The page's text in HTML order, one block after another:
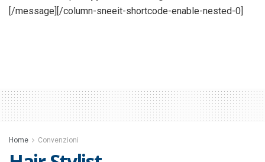
[/message][/column-sneeit-shortcode-enable-nested-0]
Home Convenzioni